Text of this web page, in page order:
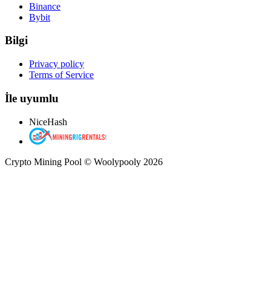
Binance
Bybit
Bilgi
Privacy policy
Terms of Service
İle uyumlu
NiceHash
Crypto Mining Pool © Woolypooly 2026